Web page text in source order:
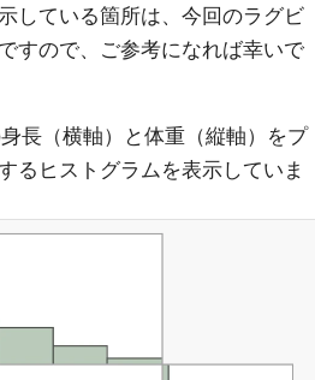
している箇所は、今回のラグビ
すので、ご参考になれば幸いで
長（横軸）と体重（縦軸）をプ
るヒストグラムを表示していま